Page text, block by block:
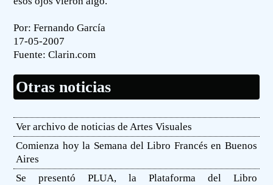
Por: Fernando García
17-05-2007
Fuente:Clarin.com
Otras noticias
Ver archivo de noticias de Artes Visuales
Comienza hoy la Semana del Libro Francés en Buenos
Aires
Se presentó PLUA, la Plataforma del Libro